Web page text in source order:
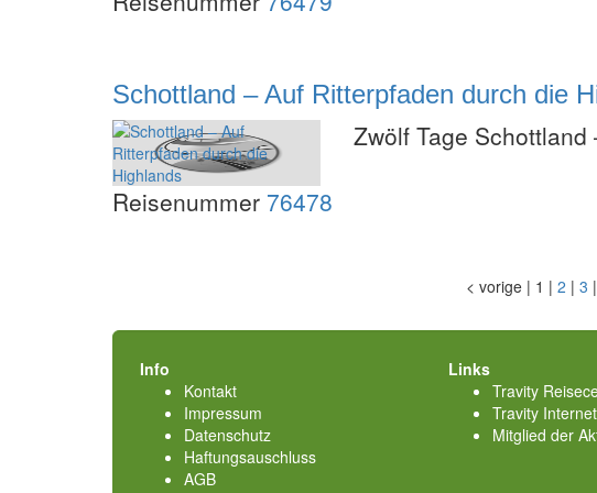
Schottland – Auf Ritterpfaden durch die
Zwölf Tage
Reisenummer 76478
<vorige | 1 | 2 | 3 |
Info
Kontakt
Impressum
Datenschutz
Haftungsauschluss
AGB
Links
Travity
Travity
Mitglied der